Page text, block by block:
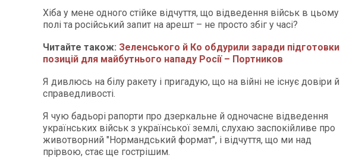
Хіба у мене одного стійке відчуття, що відведення військ в цьому
полі та російський запит на арешт – не просто збіг у часі?
Читайте також: Зеленського й Ко обдурили заради підготовки
позицій для майбутнього нападу Росії – Портников
Я дивлюсь на білу ракету і пригадую, що на війні не існує довіри й
справедливості.
Я чую бадьорі рапорти про дзеркальне й одночасне відведення
українських військ з української землі, слухаю заспокійливе про
животворний "Нормандський формат", і відчуття, що ми над
прірвою, стає ще гострішим.